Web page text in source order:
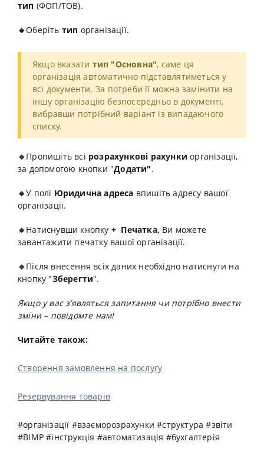
тип (ФОП/ТОВ).
🔹Оберіть тип організації.
Якщо вказати тип "Основна", саме ця
організація автоматично підставлятиметься у
всі документи. За потреби її можна замінити на
іншу організацію безпосередньо в документі,
вибравши потрібний варіант із випадаючого
списку.
🔹 Пропишіть всі розрахункові рахунки організації,
за допомогою кнопки "Додати".
🔹У полі Юридична адреса впишіть адресу вашої
організації.
🔹 Натиснувши кнопку + Печатка, Ви можете
завантажити печатку вашої організації.
🔹 Після внесення всіх даних необхідно натиснути на
кнопку "Зберегти".
Якщо у вас з’являться запитання чи потрібно внести
зміни – повідомте нам!
Читайте також:
Створення замовлення на послугу
Резервування товарів
#організації #взаєморозрахунки #структура #звіти
#BIMP #інструкція #автоматизація #бухгалтерія